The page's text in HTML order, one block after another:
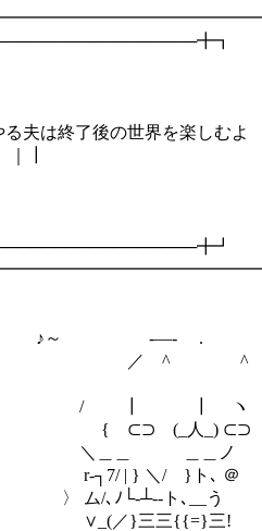
後の世界を楽しむよ
┃
-―‐ .
^ ^
┃ ヽ
人_) ⊂⊃
＿＿ノ
＼/ }ト､ ＠
ト､__う
三{{=}三!